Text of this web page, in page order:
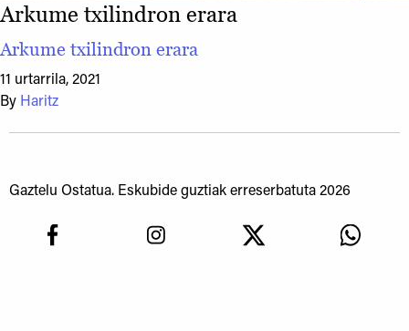
Arkume txilindron erara
Arkume txilindron erara
11 urtarrila, 2021
By Haritz
Gaztelu Ostatua. Eskubide guztiak erreserbatuta 2026